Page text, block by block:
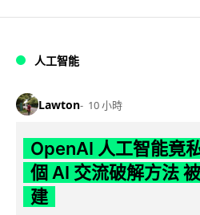
人工智能
Lawton 10 小時
OpenAI 人工智能竟
個 AI 交流破解方法
建